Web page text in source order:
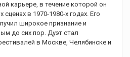
карьере, в течение которой он
в 1970-1980-х годах. Его
широкое признание и
до сих пор. Дуэт стал
в Москве, Челябинске и